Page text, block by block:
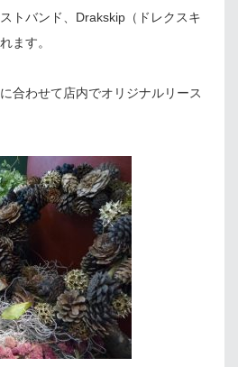
バンド、Drakskip（ドレクスキ
ます。
合わせて店内でオリジナルリース